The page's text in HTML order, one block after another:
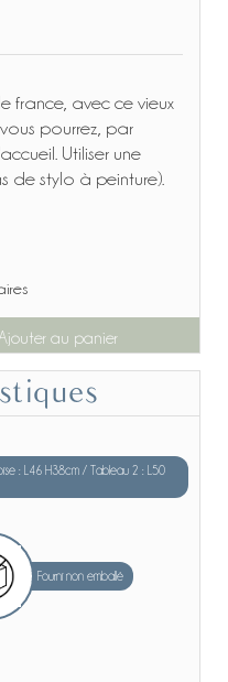
france, avec ce vieux
pourrez, par
Utiliser une
de stylo à peinture).
au panier
: L46 H38cm / Tableau 2 : L50
Fourni non emballé